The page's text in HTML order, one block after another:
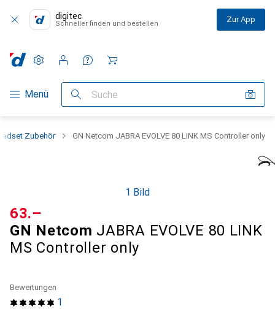
digitec
Schneller finden und bestellen Zur App
Navigation nach Kategorien
Menü Suche
Einstellungen
Kundenkonto
Vergleichslisten
Merklisten
Warenkorb
Zubehör GN Netcom JABRA EVOLVE 80 LINK MS Controller only
1 Bild
GN Netcom JABRA EVOLVE 80 LINK
MS Controller only
CHF
63.–
1
Bewertungen